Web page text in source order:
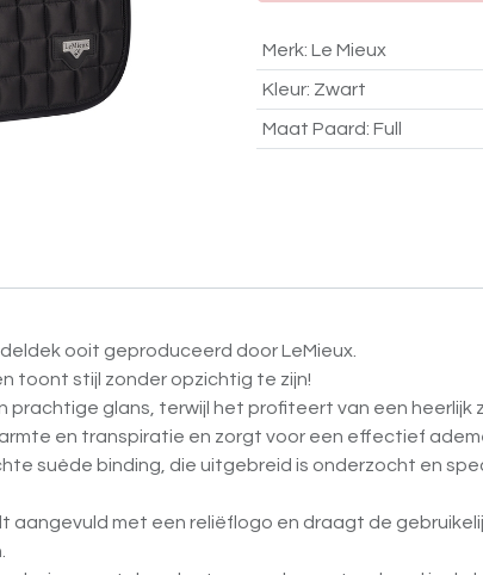
Merk: Le Mieux
Kleur: Zwart
Maat Paard: Full
ooit geproduceerd door LeMieux.
toont stijl zonder opzichtig te zijn!
glans, terwijl het profiteert van een heerlijk
en transpiratie en zorgt voor een effectief
suède binding, die uitgebreid is onderzocht en
aangevuld met een reliëflogo en draagt de